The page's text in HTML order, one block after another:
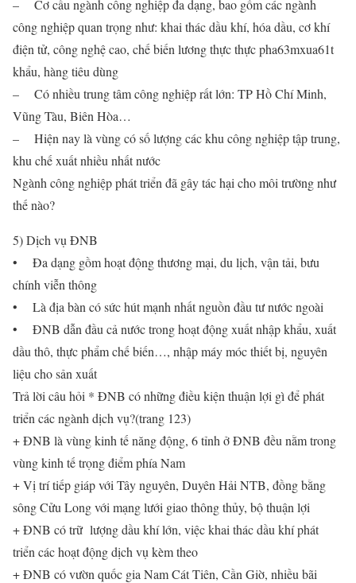
– Cơ cấu ngành công nghiệp đa dạng, bao gồm các ngành
công nghiệp quan trọng như: khai thác dầu khí, hóa dầu, cơ khí
điện tử, công nghệ cao, chế biến lương thực thực pha63mxua61t
khẩu, hàng tiêu dùng
– Có nhiều trung tâm công nghiệp rất lớn: TP Hồ Chí Minh,
Vũng Tàu, Biên Hòa…
– Hiện nay là vùng có số lượng các khu công nghiệp tập trung,
khu chế xuất nhiều nhất nước
Ngành công nghiệp phát triển đã gây tác hại cho môi trường như
thế nào?
5) Dịch vụ ĐNB
• Đa dạng gồm hoạt động thương mại, du lịch, vận tải, bưu
chính viễn thông
• Là địa bàn có sức hút mạnh nhất nguồn đầu tư nước ngoài
• ĐNB dẫn đầu cả nước trong hoạt động xuất nhập khẩu, xuất
dầu thô, thực phẩm chế biến…, nhập máy móc thiết bị, nguyên
liệu cho sản xuất
Trả lời câu hỏi * ĐNB có những điều kiện thuận lợi gì để phát
triển các ngành dịch vụ?(trang 123)
+ ĐNB là vùng kinh tế năng động, 6 tỉnh ở ĐNB đều nằm trong
vùng kinh tế trọng điểm phía Nam
+ Vị trí tiếp giáp với Tây nguyên, Duyên Hải NTB, đồng bằng
sông Cửu Long với mạng lưới giao thông thủy, bộ thuận lợi
+ ĐNB có trữ lượng dầu khí lớn, việc khai thác dầu khí phát
triển các hoạt động dịch vụ kèm theo
+ ĐNB có vườn quốc gia Nam Cát Tiên, Cần Giờ, nhiều bãi